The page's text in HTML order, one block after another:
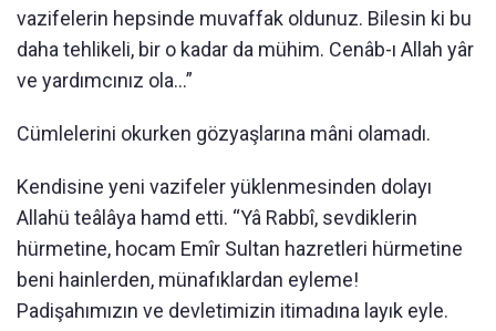
vazifelerin hepsinde muvaffak oldunuz. Bilesin ki bu
daha tehlikeli, bir o kadar da mühim. Cenâb-ı Allah yâr
ve yardımcınız ola…”
Cümlelerini okurken gözyaşlarına mâni olamadı.
Kendisine yeni vazifeler yüklenmesinden dolayı
Allahü teâlâya hamd etti. “Yâ Rabbî, sevdiklerin
hürmetine, hocam Emîr Sultan hazretleri hürmetine
beni hainlerden, münafıklardan eyleme!
Padişahımızın ve devletimizin itimadına layık eyle.